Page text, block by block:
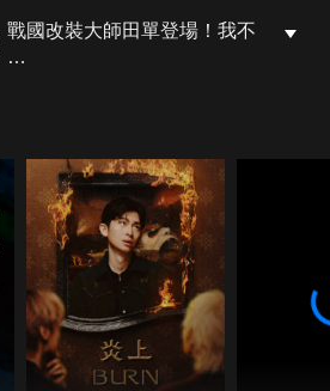
國改裝大師田單登場！我不
3draystory/
毅的故事